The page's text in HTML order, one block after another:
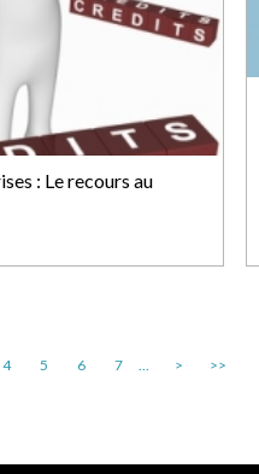
: Le recours au
4 5 6 7 ... > >>